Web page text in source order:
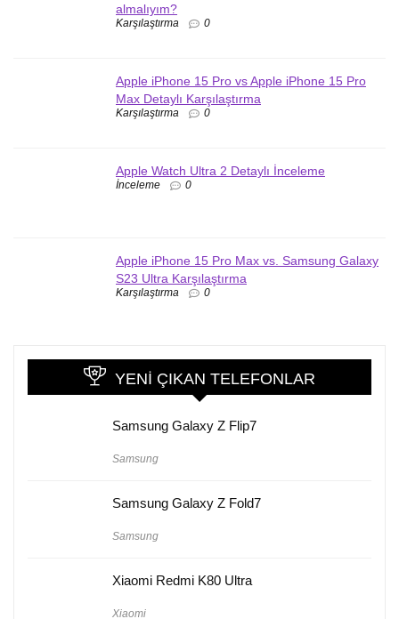
almalıyım?
Karşılaştırma 0
Apple iPhone 15 Pro vs Apple iPhone 15 Pro
Max Detaylı Karşılaştırma
Karşılaştırma 0
Apple Watch Ultra 2 Detaylı İnceleme
İnceleme 0
Apple iPhone 15 Pro Max vs. Samsung Galaxy
S23 Ultra Karşılaştırma
Karşılaştırma 0
YENI ÇIKAN TELEFONLAR
Samsung Galaxy Z Flip7
Samsung
Samsung Galaxy Z Fold7
Samsung
Xiaomi Redmi K80 Ultra
Xiaomi